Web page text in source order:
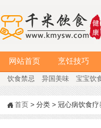
网站首页 烹饪技巧
饮食禁忌 异国美味 宝宝饮
首页 > 分类 > 冠心病饮食